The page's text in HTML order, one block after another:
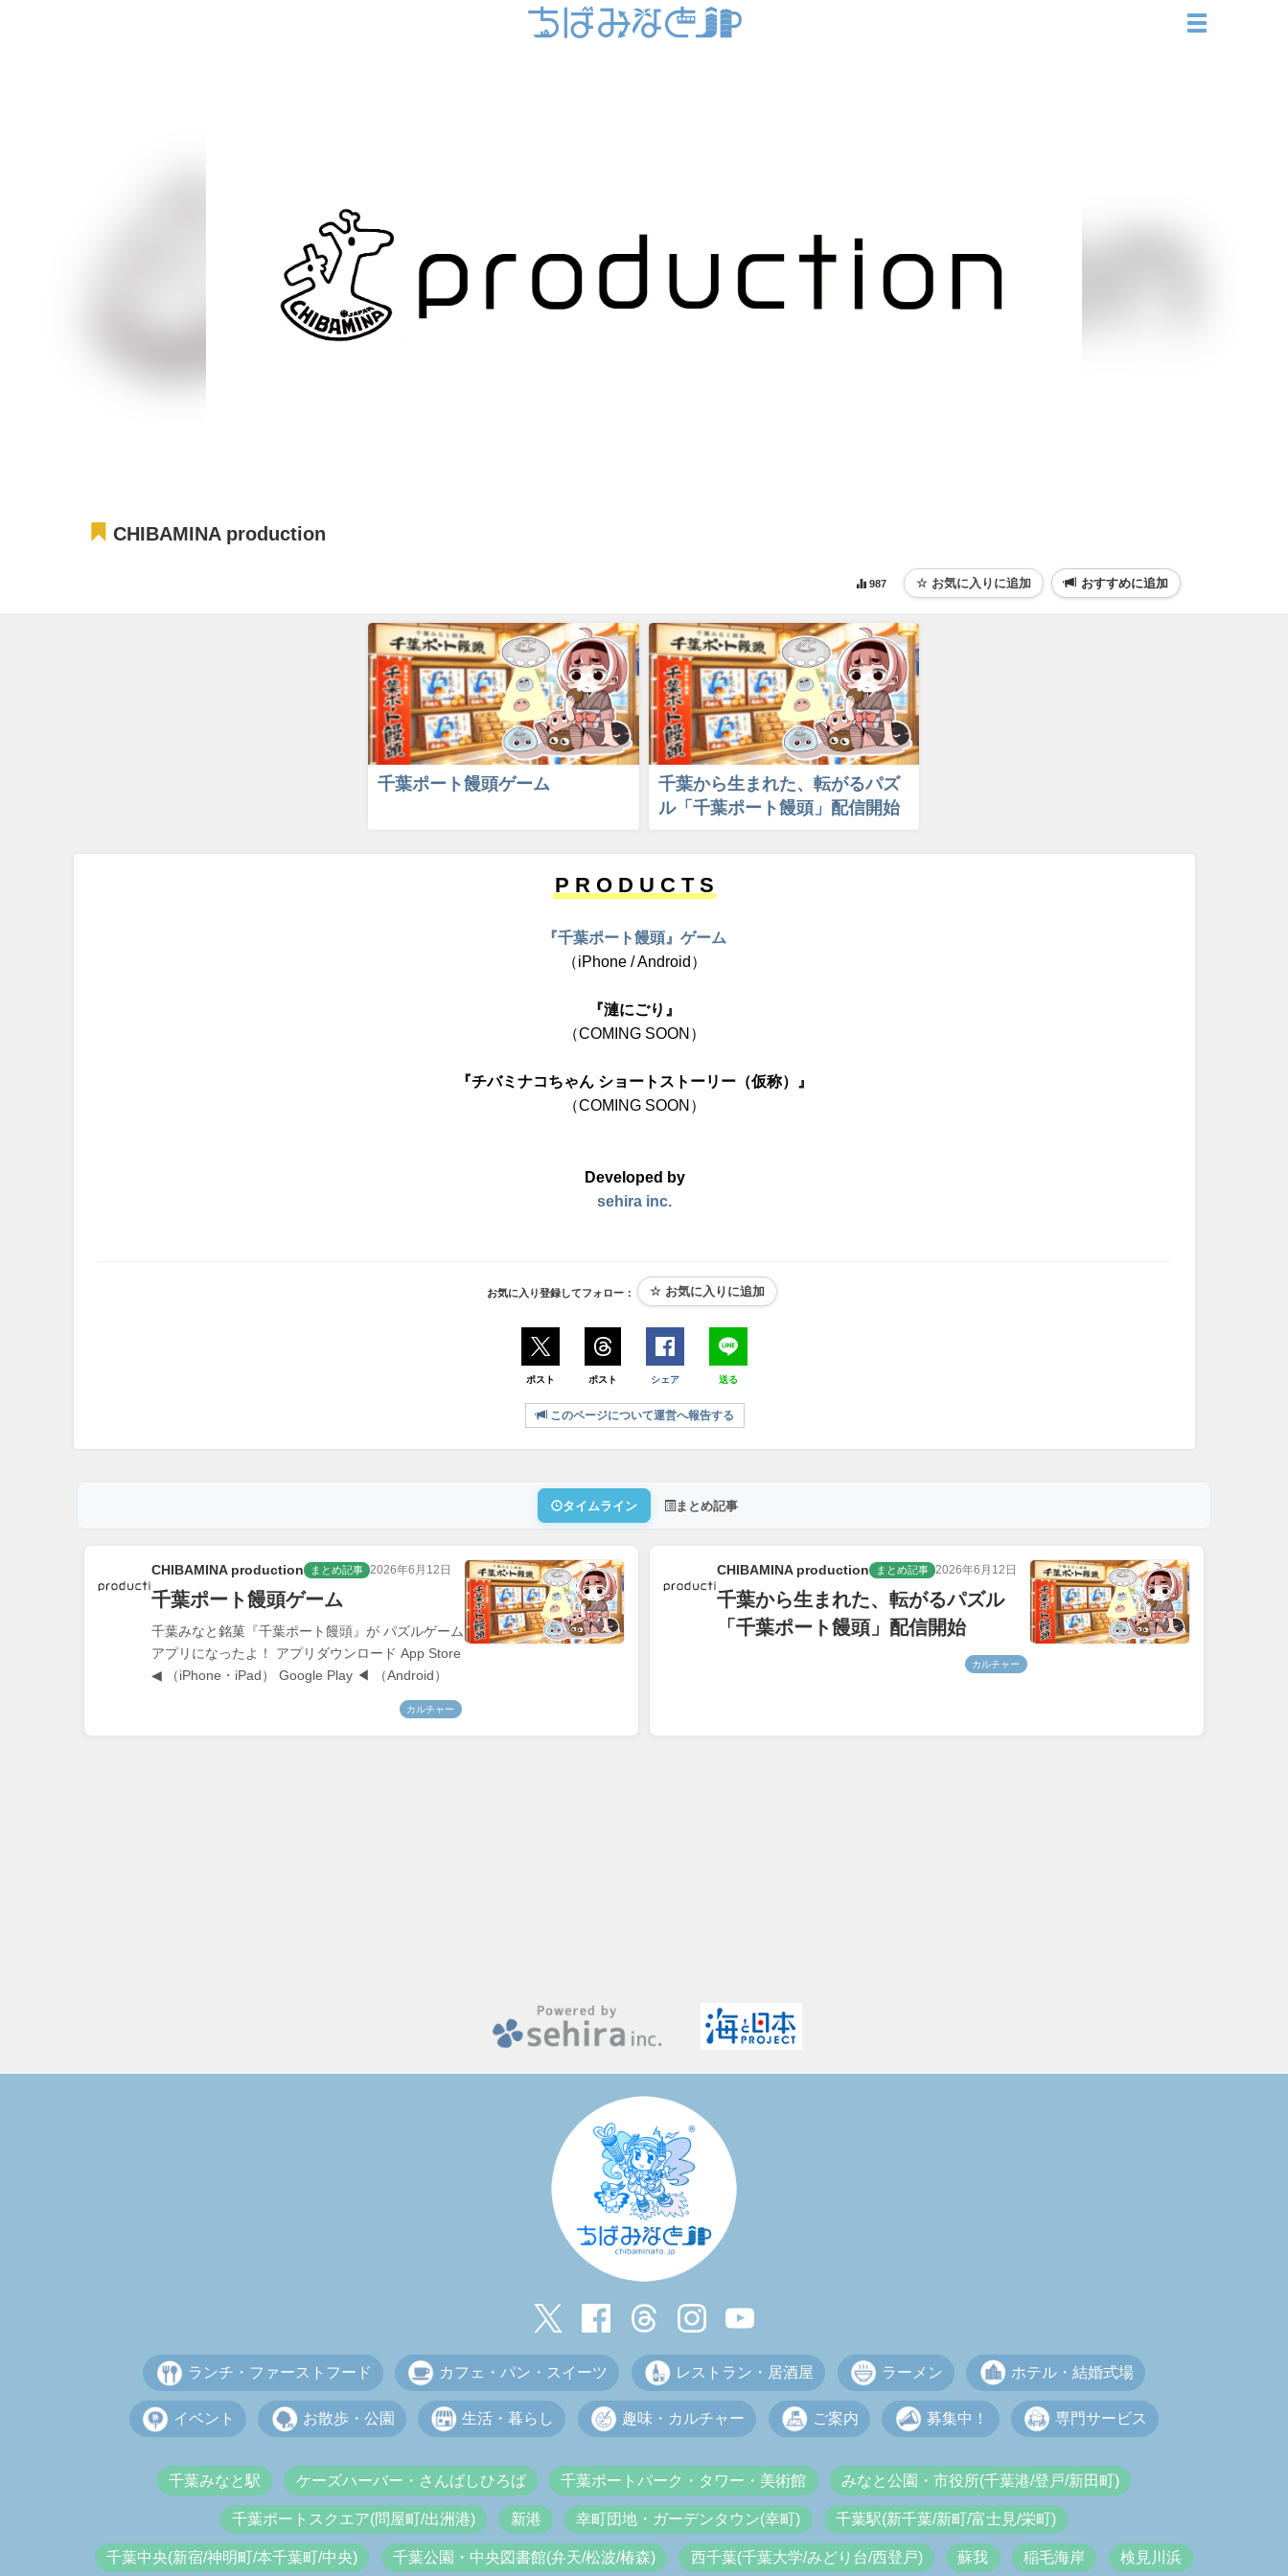
CHIBAMINA production
987 おすすめに追加
千葉ポート饅頭ゲーム
千葉から生まれた、転がるパズ
ル「千葉ポート饅頭」配信開始
P R O D U C T S
『千葉ポート饅頭』ゲーム
（iPhone / Android）
『漣にごり』
（COMING SOON）
『チバミナコちゃん ショートストーリー（仮称）』
（COMING SOON）
Developed by
sehira inc.
お気に入り登録してフォロー：
ポスト ポスト シェア 送る
このページについて運営へ報告する
タイムライン まとめ記事
ランチ・ファーストフード カフェ・パン・スイーツ レストラン・居酒屋 ラーメン ホテル・結婚式場
イベント お散歩・公園 生活・暮らし 趣味・カルチャー ご案内 募集中！ 専門サービス
千葉みなと駅 ケーズハーバー・さんばしひろば 千葉ポートパーク・タワー・美術館 みなと公園・市役所(千葉港/登戸/新田町)
千葉ポートスクエア(問屋町/出洲港) 新港 幸町団地・ガーデンタウン(幸町) 千葉駅(新千葉/新町/富士見/栄町)
千葉中央(新宿/神明町/本千葉町/中央) 千葉公園・中央図書館(弁天/松波/椿森) 西千葉(千葉大学/みどり台/西登戸) 蘇我 稲毛海岸 検見川浜